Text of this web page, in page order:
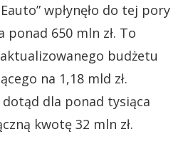
wpłynęło do tej pory
ponad 650 mln zł. To
budżetu
na 1,18 mld zł.
dotąd dla ponad tysiąca
kwotę 32 mln zł.